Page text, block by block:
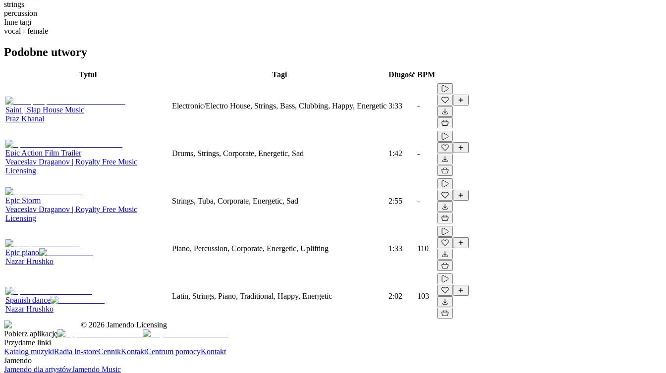
strings
percussion
Inne tagi
vocal - female
Podobne utwory
Tytuł Tagi Długość BPM
Saint | Slap House Music
Praz Khanal
Electronic/Electro House, Strings, Bass, Clubbing, Happy, Energetic 3:33 -
Epic Action Film Trailer
Veaceslav Draganov | Royalty Free Music
Licensing
Drums, Strings, Corporate, Energetic, Sad 1:42 -
Epic Storm
Veaceslav Draganov | Royalty Free Music
Licensing
Strings, Tuba, Corporate, Energetic, Sad 2:55 -
Epic piano
Nazar Hrushko
Piano, Percussion, Corporate, Energetic, Uplifting 1:33 110
Spanish dance
Nazar Hrushko
Latin, Strings, Piano, Traditional, Happy, Energetic 2:02 103
© 2026 Jamendo Licensing
Pobierz aplikację
Przydatne linki
Katalog muzykiRadia In-storeCennikKontaktCentrum pomocyKontakt
Jamendo
Jamendo dla artystówJamendo Music